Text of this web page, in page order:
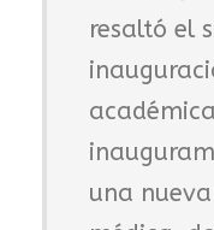
resaltó el
una